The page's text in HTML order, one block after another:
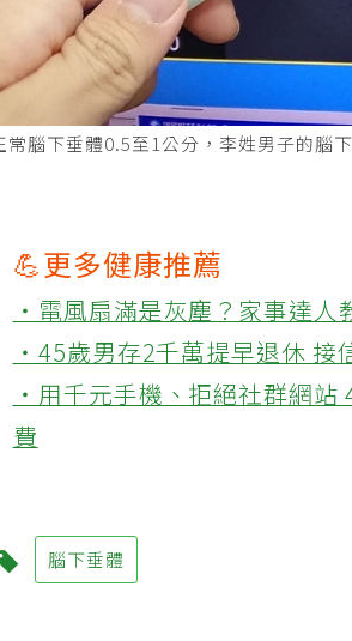
正常腦下垂體0.5至1公分，李姓男子的腦
💪更多健康推薦
‧電風扇滿是灰塵？家事達人
‧45歲男存2千萬提早退休 接
‧用千元手機、拒絕社群網站
費
腦下垂體